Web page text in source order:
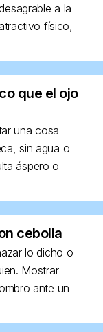
a la
físico,
que el ojo
una cosa
sin agua o
áspero o
cebolla
lo dicho o
Mostrar
ante un